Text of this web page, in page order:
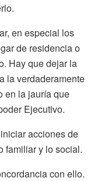
en especial los
de residencia o
Hay que dejar la
la verdaderamente
en la jauría que
Ejecutivo.
acciones de
familiar y lo social.
con ello.